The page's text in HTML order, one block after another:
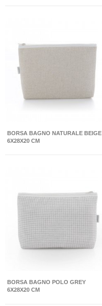
BORSA BAGNO NATURALE BEIGE
6X28X20 CM
BORSA BAGNO POLO GREY
6X28X20 CM